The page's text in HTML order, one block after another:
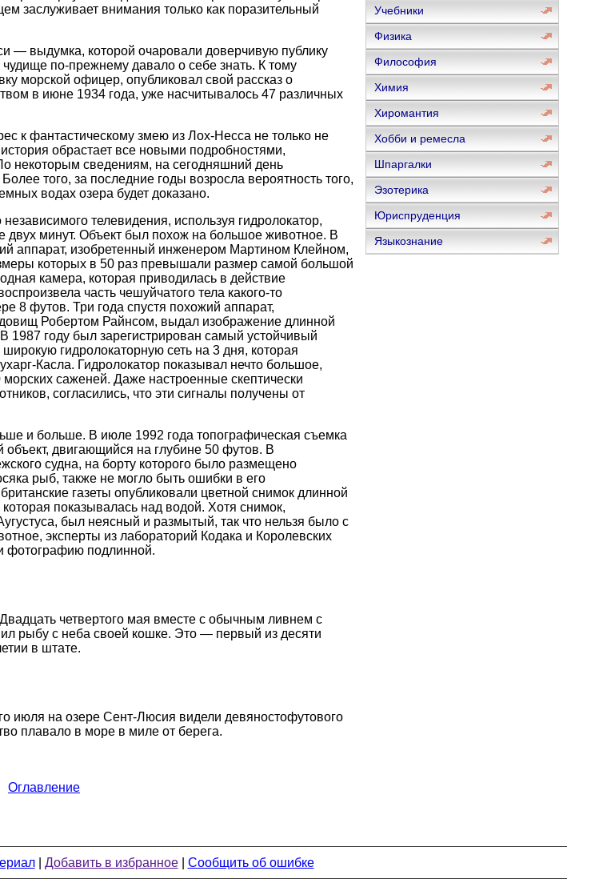
заслуживает внимания только как поразительный
— выдумка, которой очаровали доверчивую публику
по-прежнему давало о себе знать. К тому
морской офицер, опубликовал свой рассказ о
в июне 1934 года, уже насчитывалось 47 различных
к фантастическому змею из Лох-Несса не только не
обрастает все новыми подробностями,
некоторым сведениям, на сегодняшний день
того, за последние годы возросла вероятность того,
водах озера будет доказано.
телевидения, используя гидролокатор,
двух минут. Объект был похож на большое животное. В
аппарат, изобретенный инженером Мартином Клейном,
которых в 50 раз превышали размер самой большой
камера, которая приводилась в действие
часть чешуйчатого тела какого-то
8 футов. Три года спустя похожий аппарат,
Робертом Райнсом, выдал изображение длинной
1987 году был зарегистрирован самый устойчивый
гидролокаторную сеть на 3 дня, которая
Касла. Гидролокатор показывал нечто большое,
саженей. Даже настроенные скептически
согласились, что эти сигналы получены от
и больше. В июле 1992 года топографическая съемка
двигающийся на глубине 50 футов. В
судна, на борту которого было размещено
рыб, также не могло быть ошибки в его
газеты опубликовали цветной снимок длинной
показывалась над водой. Хотя снимок,
был неясный и размытый, так что нельзя было с
эксперты из лабораторий Кодака и Королевских
фотографию подлинной.
четвертого мая вместе с обычным ливнем с
рыбу с неба своей кошке. Это — первый из десяти
в штате.
на озере Сент-Люсия видели девяностофутового
плавало в море в миле от берега.
Оглавление
Учебники
Физика
Философия
Химия
Хиромантия
Хобби и ремесла
Шпаргалки
Эзотерика
Юриспруденция
Языкознание
| Добавить в избранное| Сообщить об ошибке